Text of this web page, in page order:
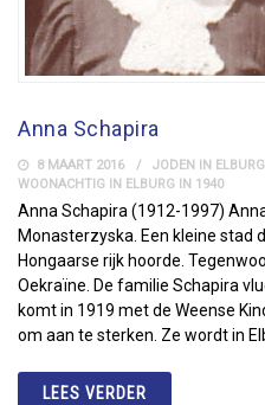
Anna Schapira
8 MAART 2016 JODEN IN ELBURG
WOONACHTIG IN ELBURG IN 1940
Anna Schapira (1912-1997)
Monasterzyska. Een kleine stad
Hongaarse rijk hoorde.
Oekraïne. De familie Schapira
komt in 1919 met de Weense
om aan te sterken. Ze wordt in
LEES VERDER